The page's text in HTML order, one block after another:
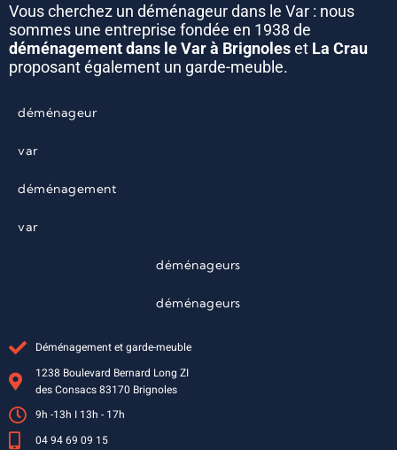
Vous cherchez un déménageur dans le Var : nous
sommes une entreprise fondée en 1938 de
déménagement dans le Var à Brignoleset La Crau
proposant également un garde-meuble.
déménageur
var
déménagement
var
déménageurs
déménageurs
Déménagement et garde-meuble
1238 Boulevard Bernard Long ZI
des Consacs 83170 Brignoles
9h -13h I 13h - 17h
04 94 69 09 15